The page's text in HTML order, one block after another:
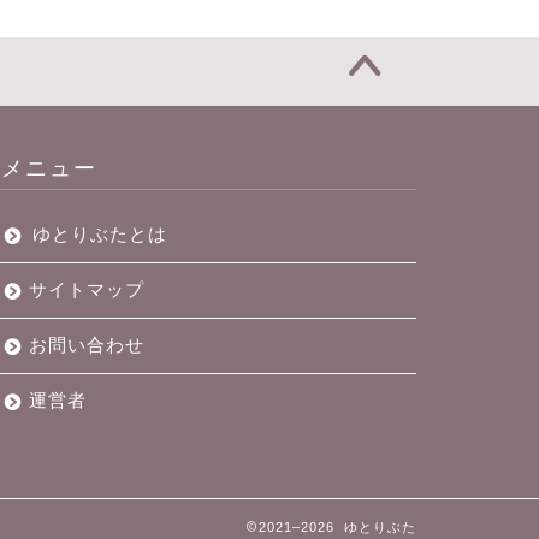
メニュー
ゆとりぶたとは
サイトマップ
お問い合わせ
運営者
2021–2026 ゆとりぶた